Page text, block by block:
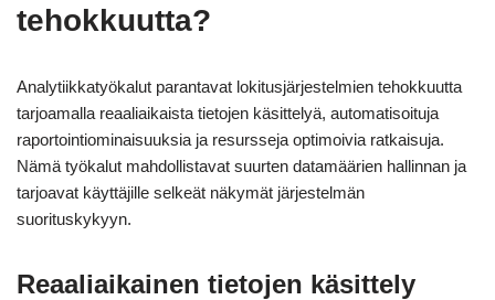
tehokkuutta?
Analytiikkatyökalut parantavat lokitusjärjestelmien tehokkuutta
tarjoamalla reaaliaikaista tietojen käsittelyä, automatisoituja
raportointiominaisuuksia ja resursseja optimoivia ratkaisuja.
Nämä työkalut mahdollistavat suurten datamäärien hallinnan ja
tarjoavat käyttäjille selkeät näkymät järjestelmän
suorituskykyyn.
Reaaliaikainen tietojen käsittely